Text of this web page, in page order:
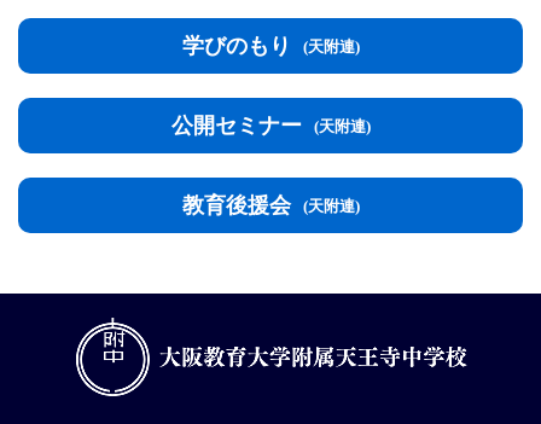
学びのもり (天附連)
公開セミナー (天附連)
教育後援会 (天附連)